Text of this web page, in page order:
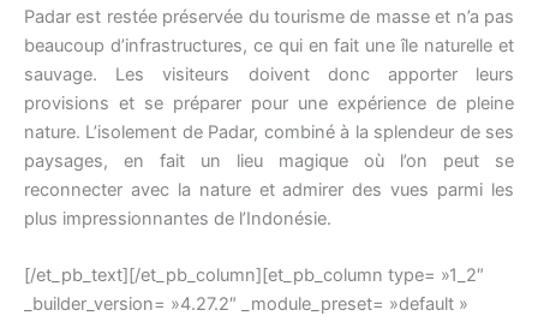
Padar est restée préservée du tourisme de masse et n’a pas
beaucoup d’infrastructures, ce qui en fait une île naturelle et
sauvage. Les visiteurs doivent donc apporter leurs
provisions et se préparer pour une expérience de pleine
nature. L’isolement de Padar, combiné à la splendeur de ses
paysages, en fait un lieu magique où l’on peut se
reconnecter avec la nature et admirer des vues parmi les
plus impressionnantes de l’Indonésie.
[/et_pb_text][/et_pb_column][et_pb_column type= »1_2″
_builder_version= »4.27.2″ _module_preset= »default »